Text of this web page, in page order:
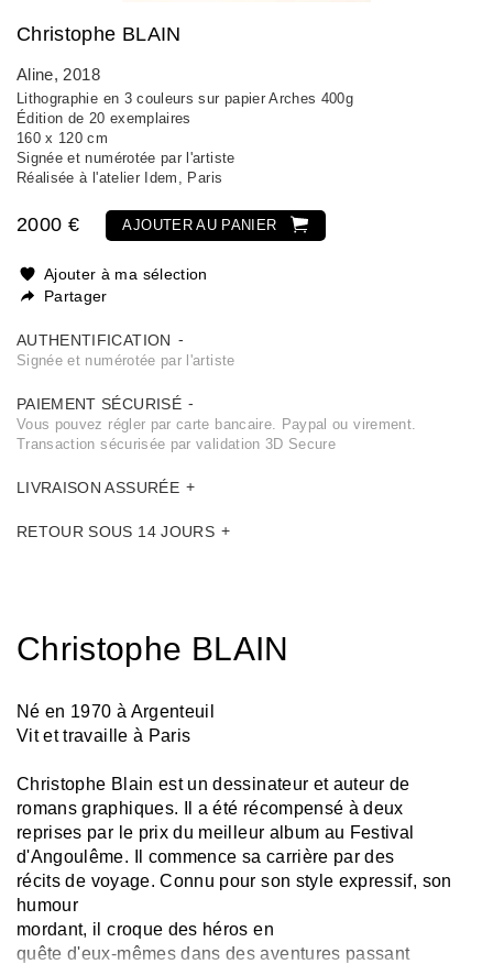
Christophe BLAIN
Aline, 2018
Lithographie en 3 couleurs sur papier Arches 400g
Édition de 20 exemplaires
160 x 120 cm
Signée et numérotée par l'artiste
Réalisée à l'atelier Idem, Paris
2000 € AJOUTER AU PANIER
Ajouter à ma sélection
Partager
AUTHENTIFICATION
Signée et numérotée par l'artiste
PAIEMENT SÉCURISÉ
Vous pouvez régler par carte bancaire. Paypal ou virement.
Transaction sécurisée par validation 3D Secure
LIVRAISON ASSURÉE
RETOUR SOUS 14 JOURS
Christophe BLAIN
Né en 1970 à Argenteuil
Vit et travaille à Paris
Christophe Blain est un dessinateur et auteur de
romans graphiques. Il a été récompensé à deux
reprises par le prix du meilleur album au Festival
d'Angoulême. Il commence sa carrière par des
récits de voyage. Connu pour son style expressif, son
humour
mordant, il croque des héros en
quête d'eux-mêmes dans des aventures passant